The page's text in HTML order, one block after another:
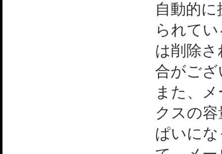
自動的
られて
は削除
合がご
また、
クスの
ぱいに